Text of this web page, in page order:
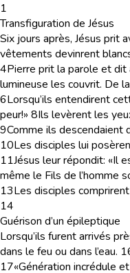
1
Transfiguration de Jésus
Six jours après, Jésus prit
vêtements devinrent
4Pierre prit la parole et dit
lumineuse les couvrit. De
6Lorsqu’ils entendirent
peur!» 8Ils levèrent les
9Comme ils descendaient
10Les disciples lui
11Jésus leur répondit: «Il
même le Fils de l’homme
13Les disciples
14
Guérison d’un épileptique
Lorsqu’ils furent arrivés
dans le feu ou dans l’eau.
17«Génération incrédule